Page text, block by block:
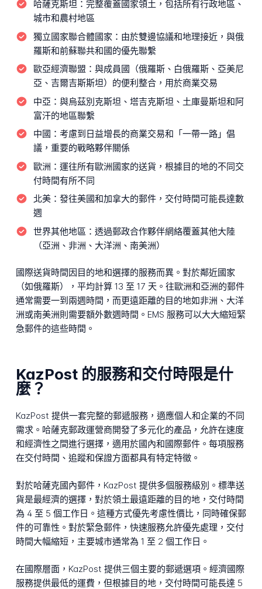
哈薩克斯坦： 完整覆蓋國家領土，包括所有行政地區、
城市和農村地區
獨立國家聯合體國家： 由於雙邊協議和地理接近，與俄
羅斯和前蘇聯共和國的優先聯繫
歐亞經濟聯盟： 與成員國（俄羅斯、白俄羅斯、亞美尼
亞、吉爾吉斯斯坦）的便利整合，用於商業交易
中亞： 與烏茲別克斯坦、塔吉克斯坦、土庫曼斯坦和阿
富汗的地區聯繫
中國： 考慮到日益增長的商業交易和「一帶一路」倡
議，重要的戰略夥伴關係
歐洲： 運往所有歐洲國家的送貨，根據目的地的不同交
付時間有所不同
北美： 發往美國和加拿大的郵件，交付時間可能長達數
週
世界其他地區： 透過郵政合作夥伴網絡覆蓋其他大陸
（亞洲、非洲、大洋洲、南美洲）
國際送貨時間因目的地和選擇的服務而異。對於鄰近國家
（如俄羅斯），平均計算 13 至 17 天。往歐洲和亞洲的郵件
通常需要一到兩週時間，而更遠距離的目的地如非洲、大洋
洲或南美洲則需要額外數週時間。EMS 服務可以大大縮短緊
急郵件的這些時間。
KazPost 的服務和交付時限是什
麼？
KazPost 提供一套完整的郵遞服務，適應個人和企業的不同
需求。哈薩克郵政運營商開發了多元化的產品，允許在速度
和經濟性之間進行選擇，適用於國內和國際郵件。每項服務
在交付時間、追蹤和保證方面都具有特定特徵。
對於哈薩克國內郵件，KazPost 提供多個服務級別。標準送
貨是最經濟的選擇，對於領土最遠距離的目的地，交付時間
為 4 至 5 個工作日。這種方式優先考慮性價比，同時確保郵
件的可靠性。對於緊急郵件，快速服務允許優先處理，交付
時間大幅縮短，主要城市通常為 1 至 2 個工作日。
在國際層面，KazPost 提供三個主要的郵遞選項。經濟國際
服務提供最低的運費，但根據目的地，交付時間可能長達 5